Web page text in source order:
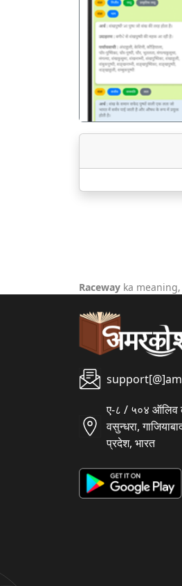
पिछला
Raceway ka
ए-८ / ५०४ ऑलिव
वसुन्धरा,
प्रदेश, भारत